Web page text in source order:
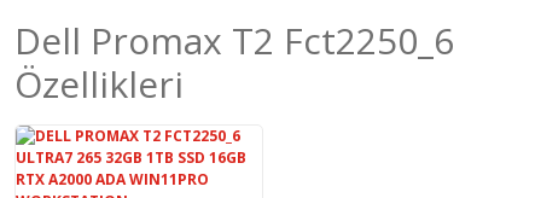
Dell Promax T2 Fct2250_6
Özellikleri